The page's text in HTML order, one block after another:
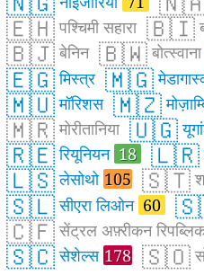
🇪🇭 पश्चिमी सहारा 🇧🇮
🇧🇯 बेनिन 🇧🇼 बोत्स्वाना
🇪🇬मिस्त्र 🇲🇬
🇲🇺मॉरिशस 🇲🇿
🇲🇷 मोरीतानिया 🇺🇬
🇷🇪रियूनियन 18 🇱🇷
🇱🇸लेसोथो 105 🇸🇹
🇸🇱सीएरा लिओन 60
🇨🇫 सेंट्रल अफ़्रीकन
🇸🇨सेशेल्स 178 🇸🇴